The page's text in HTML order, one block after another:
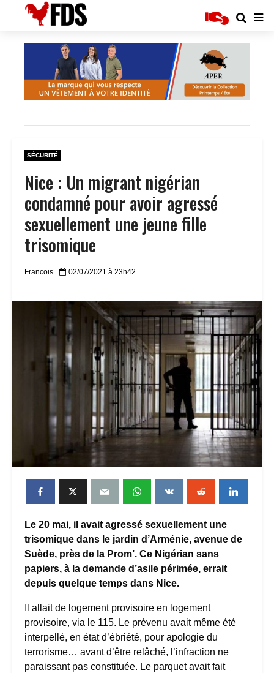
SÉCURITÉ
Nice : Un migrant nigérian
condamné pour avoir agressé
sexuellement une jeune fille
trisomique
Francois 02/07/2021 à 23h42
Le 20 mai, il avait agressé sexuellement une
trisomique dans le jardin d’Arménie, avenue de
Suède, près de la Prom’. Ce Nigérian sans
papiers, à la demande d’asile périmée, errait
depuis quelque temps dans Nice.
Il allait de logement provisoire en logement
provisoire, via le 115. Le prévenu avait même été
interpellé, en état d’ébriété, pour apologie du
terrorisme… avant d’être relâché, l’infraction ne
paraissant pas constituée. Le parquet avait fait